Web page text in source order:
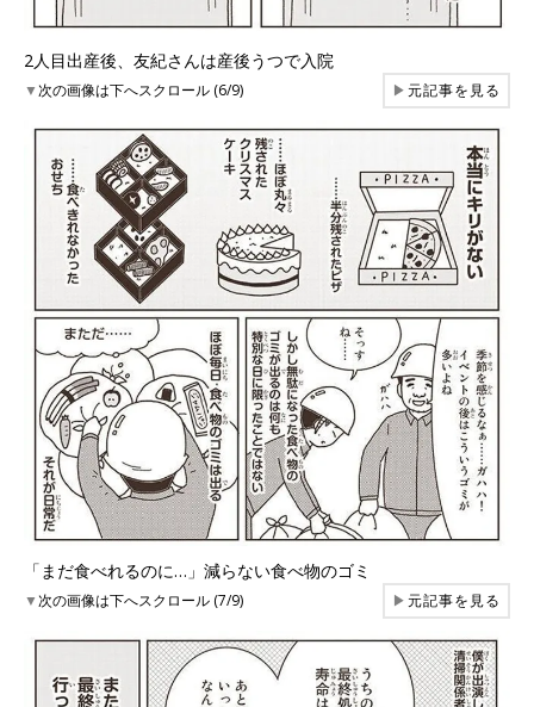
2人目出産後、友紀さんは産後うつで入院
▼次の画像は下へスクロール (6/9) ▶元記事を見る
「まだ食べれるのに…」減らない食べ物のゴミ
▼次の画像は下へスクロール (7/9) ▶元記事を見る